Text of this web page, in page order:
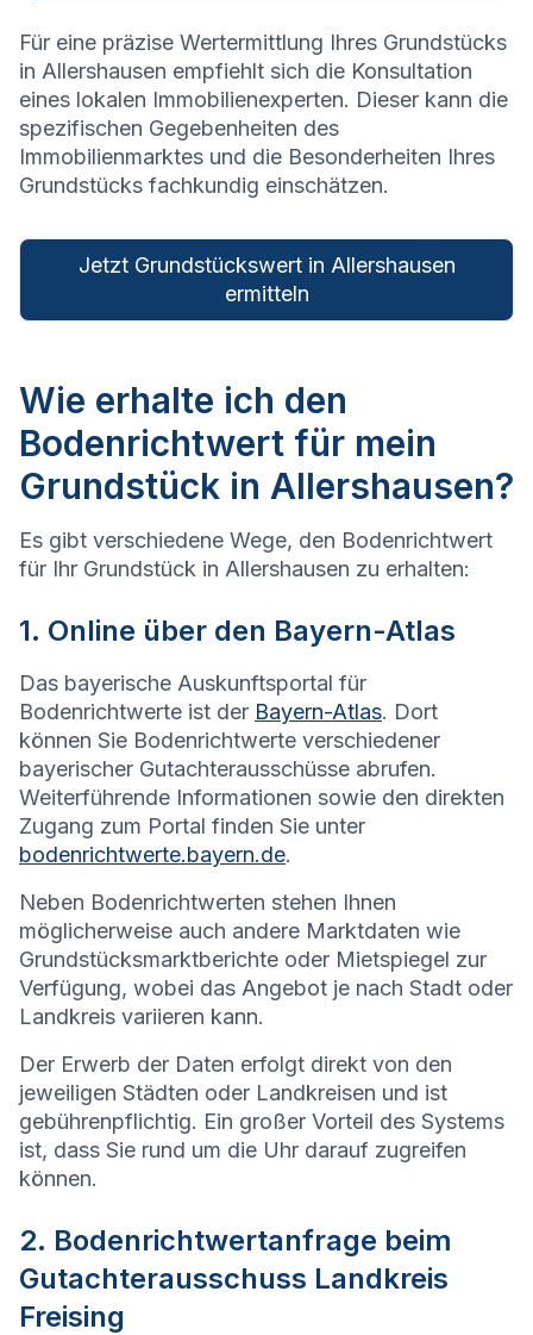
Für eine präzise Wertermittlung Ihres Grundstücks
in Allershausen empfiehlt sich die Konsultation
eines lokalen Immobilienexperten. Dieser kann die
spezifischen Gegebenheiten des
Immobilienmarktes und die Besonderheiten Ihres
Grundstücks fachkundig einschätzen.
Jetzt Grundstückswert in Allershausen
ermitteln
Wie erhalte ich den
Bodenrichtwert für mein
Grundstück in Allershausen?
Es gibt verschiedene Wege, den Bodenrichtwert
für Ihr Grundstück in Allershausen zu erhalten:
1. Online über den Bayern-Atlas
Das bayerische Auskunftsportal für
Bodenrichtwerte ist der Bayern-Atlas. Dort
können Sie Bodenrichtwerte verschiedener
bayerischer Gutachterausschüsse abrufen.
Weiterführende Informationen sowie den direkten
Zugang zum Portal finden Sie unter
bodenrichtwerte.bayern.de.
Neben Bodenrichtwerten stehen Ihnen
möglicherweise auch andere Marktdaten wie
Grundstücksmarktberichte oder Mietspiegel zur
Verfügung, wobei das Angebot je nach Stadt oder
Landkreis variieren kann.
Der Erwerb der Daten erfolgt direkt von den
jeweiligen Städten oder Landkreisen und ist
gebührenpflichtig. Ein großer Vorteil des Systems
ist, dass Sie rund um die Uhr darauf zugreifen
können.
2. Bodenrichtwertanfrage beim
Gutachterausschuss Landkreis
Freising